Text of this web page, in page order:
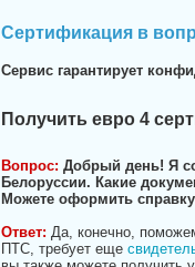
Сертификация в
Сервис гарантирует
Получить евро 4
Вопрос: Добрый день! Я
Белоруссии. Какие
Можете оформить
Ответ: Да, конечно,
ПТС, требует еще